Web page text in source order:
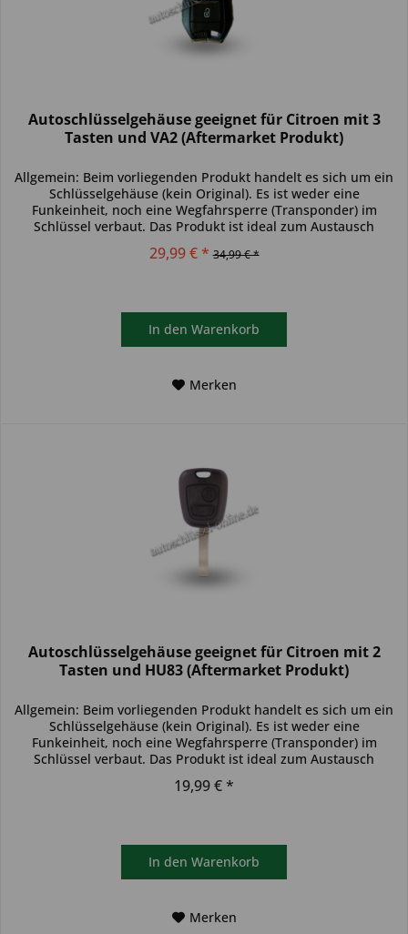
Autoschlüsselgehäuse geeignet für Citroen mit 3
Tasten und VA2 (Aftermarket Produkt)
Allgemein: Beim vorliegenden Produkt handelt es sich um ein
Schlüsselgehäuse (kein Original). Es ist weder eine
Funkeinheit, noch eine Wegfahrsperre (Transponder) im
Schlüssel verbaut. Das Produkt ist ideal zum Austausch
29,99 € * 34,99 € *
In den Warenkorb
Merken
Autoschlüsselgehäuse geeignet für Citroen mit 2
Tasten und HU83 (Aftermarket Produkt)
Allgemein: Beim vorliegenden Produkt handelt es sich um ein
Schlüsselgehäuse (kein Original). Es ist weder eine
Funkeinheit, noch eine Wegfahrsperre (Transponder) im
Schlüssel verbaut. Das Produkt ist ideal zum Austausch
19,99 € *
In den Warenkorb
Merken